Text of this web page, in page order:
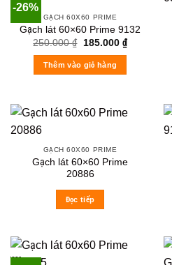
-26%
GẠCH 60X60 PRIME
Gạch lát 60×60 Prime 9132
250.000₫
Original
was:
250.000 ₫.
185.000 ₫Current
price
Thêm vào giỏ hàng
GẠCH 60X60 PRIME
Gạch lát 60×60 Prime
20886
Đọc tiếp